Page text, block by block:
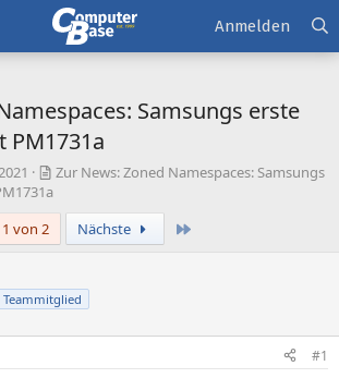
Anmelden
Samsungs erste
PM1731a
Zur News: Zoned Namespaces: Samsungs
1 von 2
Nächste
Teammitglied
#1